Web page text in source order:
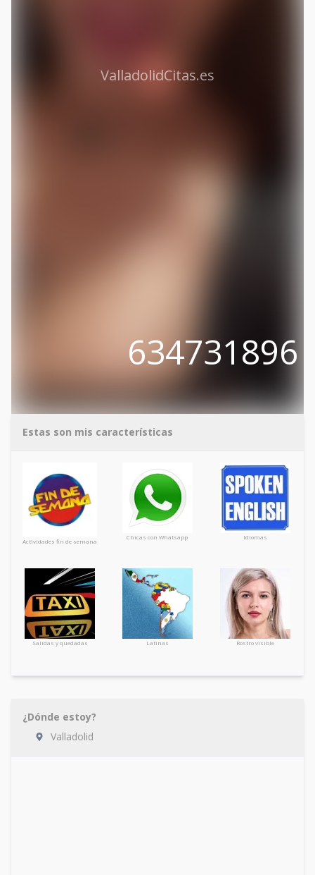
ValladolidCitas.es
634731896
Estas son mis características
Actividades fin de semana
Chicas con Whatsapp Idiomas
Salidas y quedadas Latinas Rostro visible
¿Dónde estoy?
Valladolid